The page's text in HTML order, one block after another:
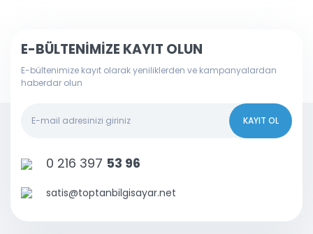
E-BÜLTENİMİZE KAYIT OLUN
E-bültenimize kayıt olarak yeniliklerden ve kampanyalardan
haberdar olun
KAYIT OL
0 216 397 53 96
satis@toptanbilgisayar.net